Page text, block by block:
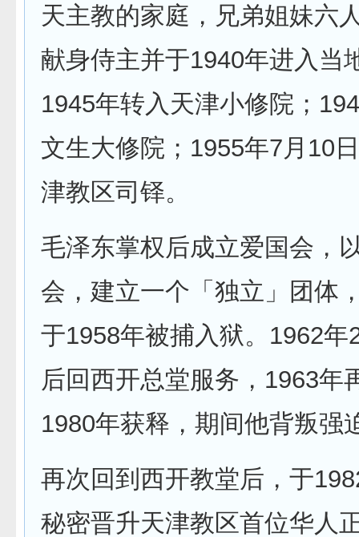
天主教的家庭，兄弟姐妹六
献身侍主并于1940年进入当
1945年转入天津小修院；
文生大修院；1955年7月10
津教区司铎。
毛泽东掌权后成立爱国会，
会，建立一个「独立」团体
于1958年被捕入狱。1962年
后回西开总堂服务，1963年
1980年获释，期间他背叛强
再次回到西开教堂后，于
秘密晋升天津教区首位华人